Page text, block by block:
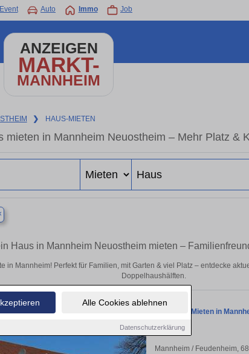
Alle Cookies ablehnen
Datenschutzerklärung
Event Auto Immo Job
ANZEIGEN
MARKT-
MANNHEIM
❯ HAUS-MIETEN
mieten in Mannheim Neuostheim – Mehr Platz &
Haus in Mannheim Neuostheim mieten –
in Mannheim! Perfekt für Familien, mit Garten & viel Platz – entdecke
Doppelhaushälften.
Haus zum Mieten in
Mannheim / Feudenheim,